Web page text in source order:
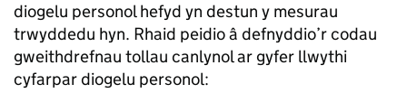
diogelu personol hefyd yn destun y mesurau
trwyddedu hyn. Rhaid peidio â defnyddio’r codau
gweithdrefnau tollau canlynol ar gyfer llwythi
cyfarpar diogelu personol: